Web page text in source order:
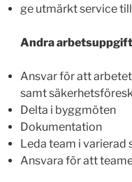
ge utmärkt service
Andra
Ansvar för att
samt
Delta i byggmöten
Dokumentation
Leda team i
Ansvara för att